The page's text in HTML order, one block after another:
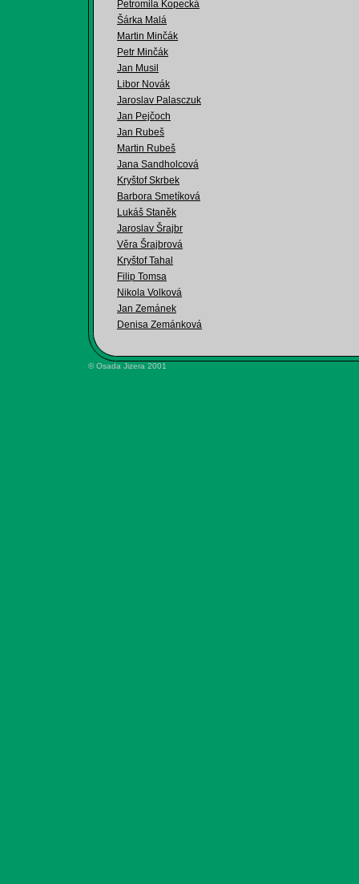
Petromila Kopecká
Šárka Malá
Martin Minčák
Petr Minčák
Jan Musil
Libor Novák
Jaroslav Palasczuk
Jan Pejčoch
Jan Rubeš
Martin Rubeš
Jana Sandholcová
Kryštof Skrbek
Barbora Smetíková
Lukáš Staněk
Jaroslav Šrajbr
Věra Šrajbrová
Kryštof Tahal
Filip Tomsa
Nikola Volková
Jan Zemánek
Denisa Zemánková
© Osada Jizera 2001